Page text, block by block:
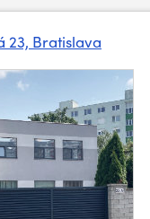
23, Bratislava